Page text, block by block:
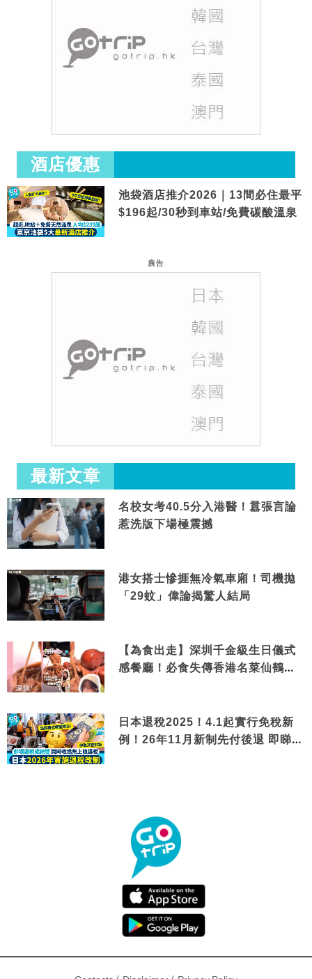
酒店優惠
池袋酒店推介2026｜13間必住最平
$196起/30秒到車站/免費碳酸溫泉
廣告
最新文章
名校女考40.5分入港醫！囂張言論
惹洗版下場極震撼
港女搭士慘捱無冷氣車廂！司機拋
「29蚊」偉論揭驚人結局
【為食出走】深圳千金級生日儀式
感餐廳！必食失傳香港名菜仙鶴神
日本退稅2025！4.1起實行免稅新
例！26年11月新制先付後退 即睇步